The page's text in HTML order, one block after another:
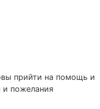
прийти на помощь и
и пожелания